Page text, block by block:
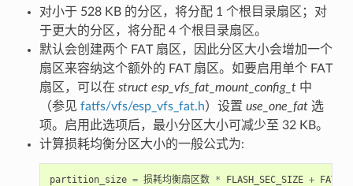
对小于 528 KB 的分区，将分配 1 个根目录扇区；对
于更大的分区，将分配 4 个根目录扇区。
默认会创建两个 FAT 扇区，因此分区大小会增加一个
扇区来容纳这个额外的 FAT 扇区。如要启用单个 FAT
扇区，可以在 struct esp_vfs_fat_mount_config_t中
（参见 fatfs/vfs/esp_vfs_fat.h）设置 use_one_fat选
项。启用此选项后，最小分区大小可减少至 32 KB。
计算损耗均衡分区大小的一般公式为:
partition_size = 损耗均衡扇区数 * FLASH_SEC_SIZE + FATFS